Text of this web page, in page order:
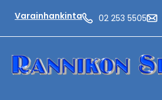
Varainhankinta 02 253 5505